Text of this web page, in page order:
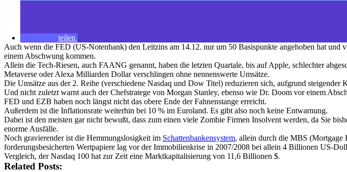
teilen
Auch wenn die FED (US-Notenbank) den Leitzins am 14.12. nur um 50 Basispunkte angehoben hat
einem Abschwung kommen.
Allein die Tech-Riesen, auch FAANG genannt, haben die letzten Quartale, bis auf Apple, schlechter
Metaverse oder Alexa Milliarden Dollar verschlingen ohne nennenswerte Umsätze.
Die Umsätze aus der 2. Reihe (verschiedene Nasdaq und Dow Titel) reduzieren sich, aufgrund
Und nicht zuletzt warnt auch der Chefstratege von Morgan Stanley, ebenso wie Dr. Doom vor einem
FED und EZB haben noch längst nicht das obere Ende der Fahnenstange erreicht.
Außerdem ist die Inflationsrate weiterhin bei 10 % im Euroland. Es gibt also noch keine Entwarnung.
Dabei ist den meisten gar nicht bewußt, dass zum einen viele Zombie Firmen Insolvent werden, da Sie
enorme Ausfälle.
Noch gravierender ist die Hemmungslosigkeit im Schattenbankensystem, allein durch die MBS (Mortgage
forderungsbesicherten Wertpapiere lag vor der Immobilienkrise in 2007/2008 bei allein 4 Billionen US-
Vergleich, der Nasdaq 100 hat zur Zeit eine Marktkapitalisierung von 11,6 Billionen $.
Related Posts: